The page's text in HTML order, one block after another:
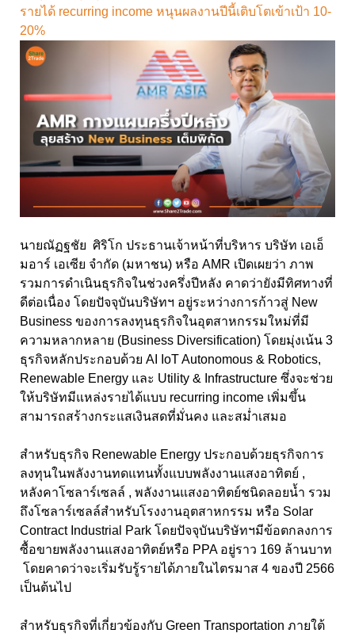
รายได้ recurring income หนุนผลงานปีนี้เติบโตเข้าเป้า 10-
20%
นายณัฏฐชัย ศิริโก ประธานเจ้าหน้าที่บริหาร บริษัท เอเอ็
มอาร์ เอเซีย จำกัด (มหาชน) หรือ AMR เปิดเผยว่า ภาพ
รวมการดำเนินธุรกิจในช่วงครึ่งปีหลัง คาดว่ายังมีทิศทางที่
ดีต่อเนื่อง โดยปัจจุบันบริษัทฯ อยู่ระหว่างการก้าวสู่ New
Business ของการลงทุนธุรกิจในอุตสาหกรรมใหม่ที่มี
ความหลากหลาย (Business Diversification) โดยมุ่งเน้น 3
ธุรกิจหลักประกอบด้วย AI IoT Autonomous & Robotics,
Renewable Energy และ Utility & Infrastructure ซึ่งจะช่วย
ให้บริษัทมีแหล่งรายได้แบบ recurring income เพิ่มขึ้น
สามารถสร้างกระแสเงินสดที่มั่นคง และสม่ำเสมอ
สำหรับธุรกิจ Renewable Energy ประกอบด้วยธุรกิจการ
ลงทุนในพลังงานทดแทนทั้งแบบพลังงานแสงอาทิตย์ ,
หลังคาโซลาร์เซลล์ , พลังงานแสงอาทิตย์ชนิดลอยน้ำ รวม
ถึงโซลาร์เซลล์สำหรับโรงงานอุตสาหกรรม หรือ Solar
Contract Industrial Park โดยปัจจุบันบริษัทฯมีข้อตกลงการ
ซื้อขายพลังงานแสงอาทิตย์หรือ PPA อยู่ราว 169 ล้านบาท
โดยคาดว่าจะเริ่มรับรู้รายได้ภายในไตรมาส 4 ของปี 2566
เป็นต้นไป
สำหรับธุรกิจที่เกี่ยวข้องกับ Green Transportation ภายใต้